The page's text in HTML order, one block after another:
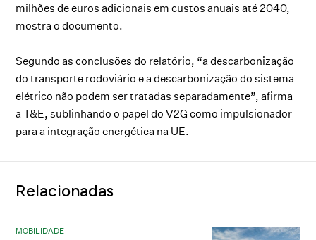
milhões de euros adicionais em custos anuais até 2040,
mostra o documento.
Segundo as conclusões do relatório, “a descarbonização
do transporte rodoviário e a descarbonização do sistema
elétrico não podem ser tratadas separadamente”, afirma
a T&E, sublinhando o papel do V2G como impulsionador
para a integração energética na UE.
Relacionadas
MOBILIDADE